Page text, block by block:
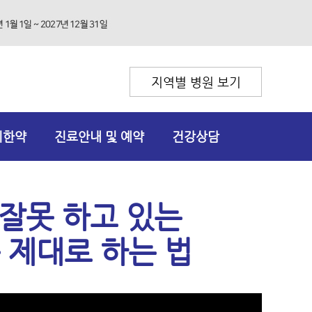
지역별 병원 보기
약 진료안내 및 예약 건강상담
못 하고 있는
대로 하는 법